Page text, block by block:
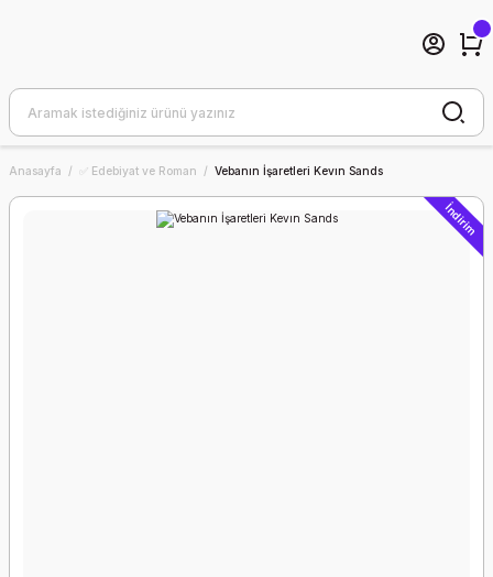
Anasayfa ✅ Edebiyat ve Roman Vebanın İşaretleri Kevın Sands
İndirim